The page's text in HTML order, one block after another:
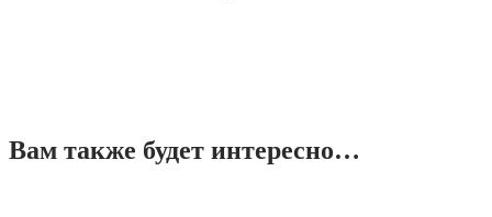
Вам также будет интересно…